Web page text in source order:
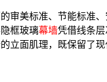
审美标准、节能标准
框玻璃幕墙凭借线条
面肌理，既保留了